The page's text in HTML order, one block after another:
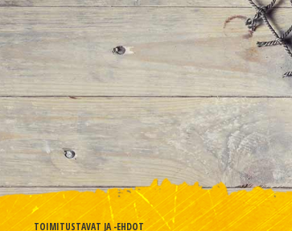
TOIMITUSTAVAT JA -EHDOT